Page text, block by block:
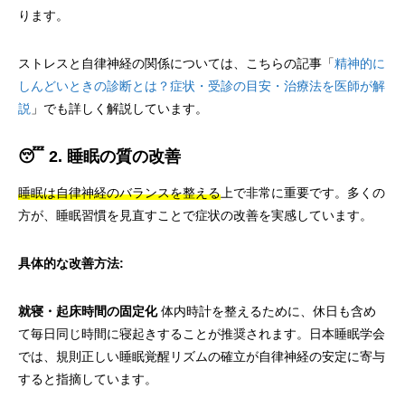
ります。
ストレスと自律神経の関係については、こちらの記事「精神的に
しんどいときの診断とは？症状・受診の目安・治療法を医師が解
説 」でも詳しく解説しています。
😴 2. 睡眠の質の改善
睡眠は自律神経のバランスを整える 上で非常に重要です。多くの
方が、睡眠習慣を見直すことで症状の改善を実感しています。
具体的な改善方法:
就寝・起床時間の固定化体内時計を整えるために、休日も含め
て毎日同じ時間に寝起きすることが推奨されます。日本睡眠学会
では、規則正しい睡眠覚醒リズムの確立が自律神経の安定に寄与
すると指摘しています。